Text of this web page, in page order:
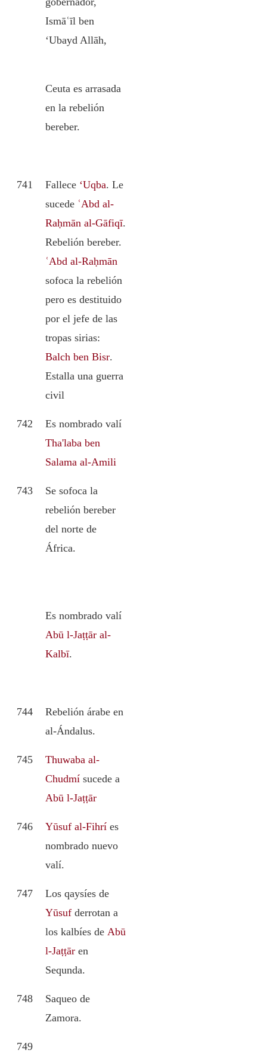
Ismāʿīl ben
‘Ubayd Allāh,
Ceuta es arrasada
en la rebelión
bereber.
741 Fallece ‘Uqba. Le
sucede ʿAbd al-
Raḥmān al-Gāfiqī.
Rebelión bereber.
ʿAbd al-Raḥmān
sofoca la rebelión
pero es destituido
por el jefe de las
tropas sirias:
Balch ben Bisr.
Estalla una guerra
civil
742
Es nombrado valí
Tha'laba ben
Salama al-Amili
743
Se sofoca la
rebelión bereber
del norte de
África.
Es nombrado valí
Abū l-Jaṭṭār al-
Kalbī.
744
Rebelión árabe en
al-Ándalus.
745
Thuwaba al-
Chudmí sucede a
Abū l-Jaṭṭār
746 Yūsuf al-Fihrí es
nombrado nuevo
valí.
747
Los qaysíes de
Yūsuf derrotan a
los kalbíes de Abū
l-Jaṭṭār en
Sequnda.
748
Saqueo de
Zamora.
749